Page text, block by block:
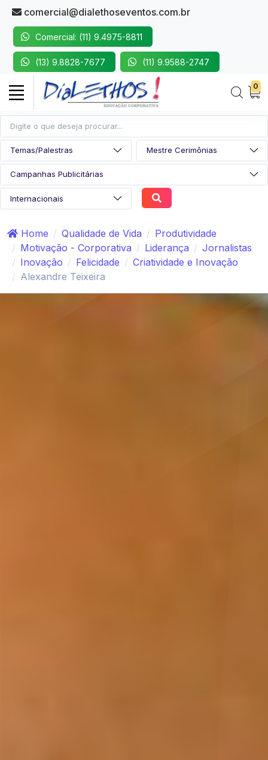
comercial@dialethoseventos.com.br
Comercial: (11) 9.4975-8811
(13) 9.8828-7677 (11) 9.9588-2747
0
Home Qualidade de Vida
Produtividade
Motivação - Corporativa
Liderança
Jornalistas
Inovação
Felicidade
Criatividade e Inovação
Alexandre Teixeira